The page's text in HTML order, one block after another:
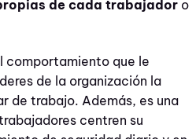
de cada trabajador o
comportamiento que le
de la organización la
de trabajo. Además, es una
centren su